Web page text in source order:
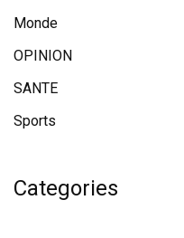
Monde
OPINION
SANTE
Sports
Categories